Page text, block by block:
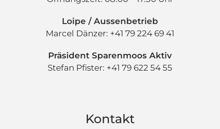
Loipe / Aussenbetrieb
Marcel Dänzer: +41 79 224 69 41
Präsident Sparenmoos Aktiv
Stefan Pfister: +41 79 622 54 55
Kontakt